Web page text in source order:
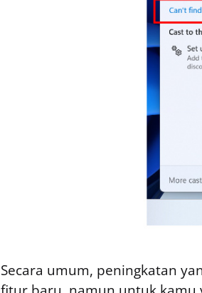
Secara umum, peningkatan